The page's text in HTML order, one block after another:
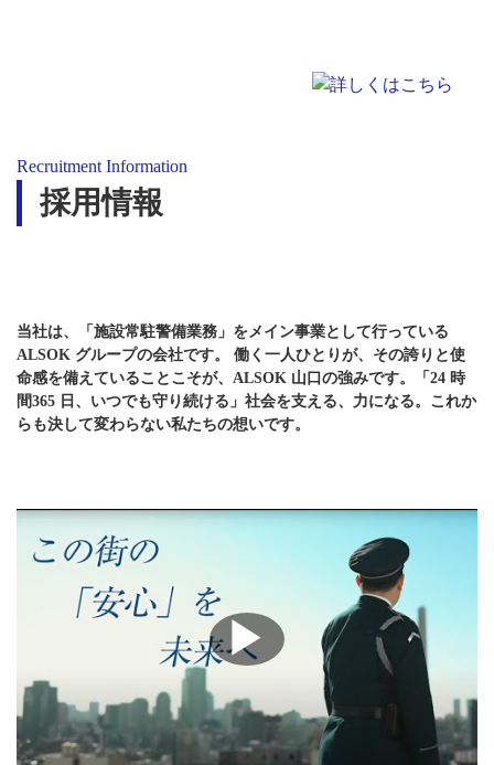
Recruitment Information
採用情報
当社は、「施設常駐警備業務」をメイン事業として行っている
ALSOK グループの会社です。 働く一人ひとりが、その誇りと使
命感を備えていることこそが、ALSOK 山口の強みです。「24 時
間365 日、いつでも守り続ける」社会を支える、力になる。これか
らも決して変わらない私たちの想いです。
▶